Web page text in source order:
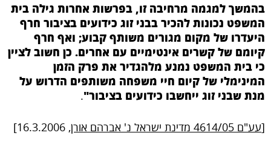
בהמשך למגמה מרחיבה זו, בפרשות אחרות גילה בית
המשפט נכונות להכיר בבני זוג כידועים בציבור חרף
היעדרו של מקום מגורים משותף קבוע; ואף חרף
קיומם של קשרים אינטימיים עם אחרים. כן חשוב לציין
כי בית המשפט נמנע מלהגדיר את פרק הזמן
המינימלי של קיום חיי משפחה משותפים הדרוש על
מנת שבני זוג ייחשבו כידועים בציבור".
[עע"ם 4614/05 מדינת ישראל נ' אברהם אורן, 16.3.2006]